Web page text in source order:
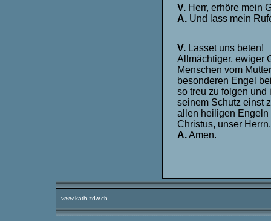
V. Herr, erhöre mein
A. Und lass mein
V. Lasset uns beten!
Allmächtiger, ewiger
Menschen vom
besonderen Engel
so treu zu folgen und
seinem Schutz einst
allen heiligen Engeln
Christus, unser Herrn.
A.Amen.
www.kath-zdw.ch